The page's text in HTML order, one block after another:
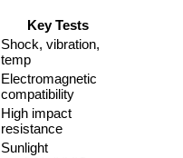
Key Tests
Shock, vibration,
temp
Electromagnetic
compatibility
High impact
resistance
Sunlight